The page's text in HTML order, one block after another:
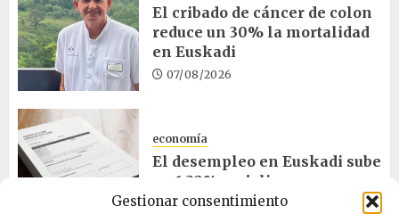
Gestionar consentimiento
El cribado de cáncer de colon
reduce un 30% la mortalidad
en Euskadi
07/08/2026
economía
El desempleo en Euskadi sube
un 1,32% en julio
06/08/2026